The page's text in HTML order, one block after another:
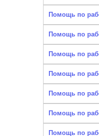
Помощь по
Помощь по
Помощь по
Помощь по
Помощь по
Помощь по
Помощь по